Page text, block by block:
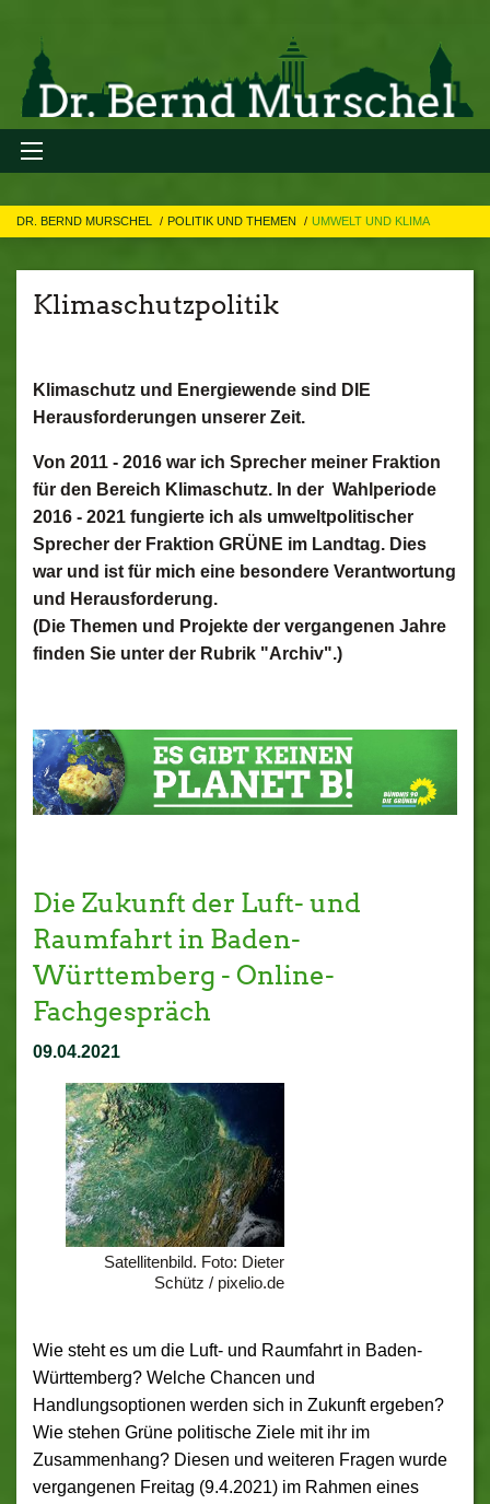
DR. BERND MURSCHEL POLITIK UND THEMEN UMWELT UND KLIMA
Klimaschutzpolitik
Klimaschutz und Energiewende sind DIE
Herausforderungen unserer Zeit.
Von 2011 - 2016 war ich Sprecher meiner Fraktion
für den Bereich Klimaschutz. In der Wahlperiode
2016 - 2021 fungierte ich als umweltpolitischer
Sprecher der Fraktion GRÜNE im Landtag. Dies
war und ist für mich eine besondere Verantwortung
und Herausforderung.
(Die Themen und Projekte der vergangenen Jahre
finden Sie unter der Rubrik "Archiv".)
Die Zukunft der Luft- und
Raumfahrt in Baden-
Württemberg - Online-
Fachgespräch
09.04.2021
Satellitenbild. Foto: Dieter
Schütz / pixelio.de
Wie steht es um die Luft- und Raumfahrt in Baden-
Württemberg? Welche Chancen und
Handlungsoptionen werden sich in Zukunft ergeben?
Wie stehen Grüne politische Ziele mit ihr im
Zusammenhang? Diesen und weiteren Fragen wurde
vergangenen Freitag (9.4.2021) im Rahmen eines